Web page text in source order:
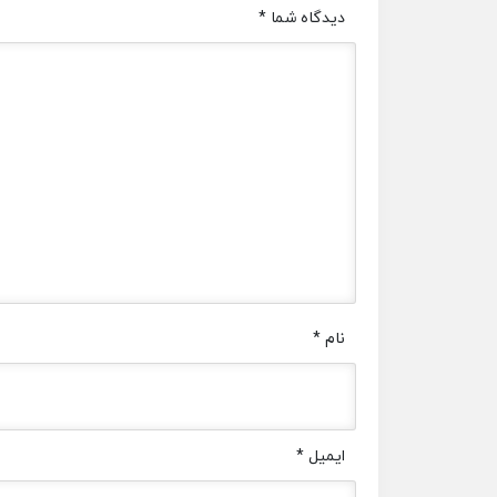
دیدگاه شما *
نام*
ایمیل*